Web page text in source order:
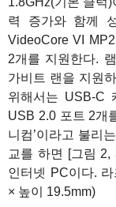
력 증가와 함께
VideoCore VI
2개를 지원한다.
가비트 랜을 지원
위해서는 USB-C
USB 2.0 포트 2개
니컴’이라고 불리
교를 하면 [그림 2,
인터넷 PC이다.
× 높이 19.5mm)